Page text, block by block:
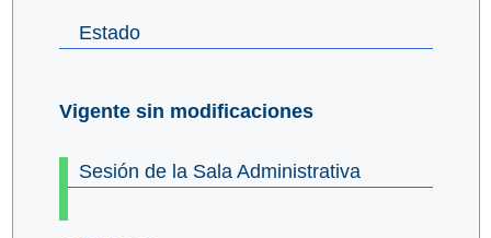
Estado
Vigente sin modificaciones
Sesión de la Sala Administrativa